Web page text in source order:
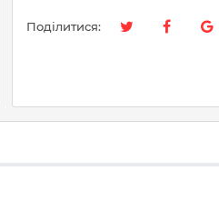
Поділитися: